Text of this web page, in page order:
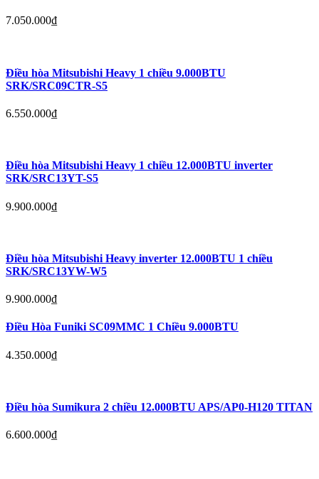
7.050.000₫
Điều hòa Mitsubishi Heavy 1 chiều 9.000BTU
SRK/SRC09CTR-S5
6.550.000₫
Điều hòa Mitsubishi Heavy 1 chiều 12.000BTU inverter
SRK/SRC13YT-S5
9.900.000₫
Điều hòa Mitsubishi Heavy inverter 12.000BTU 1 chiều
SRK/SRC13YW-W5
9.900.000₫
Điều Hòa Funiki SC09MMC 1 Chiều 9.000BTU
4.350.000₫
Điều hòa Sumikura 2 chiều 12.000BTU APS/AP0-H120 TITAN
6.600.000₫